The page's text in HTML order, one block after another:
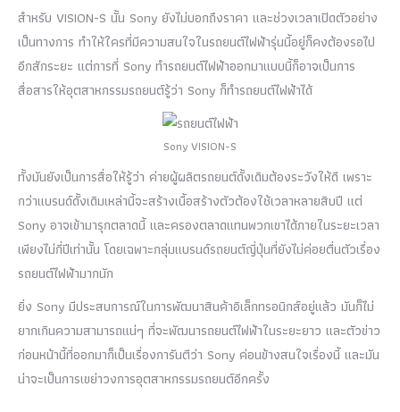
สำหรับ VISION-S นั้น Sony ยังไม่บอกถึงราคา และช่วงเวลาเปิดตัวอย่าง
เป็นทางการ ทำให้ใครที่มีความสนใจในรถยนต์ไฟฟ้ารุ่นนี้อยู่ก็คงต้องรอไป
อีกสักระยะ แต่การที่ Sony ทำรถยนต์ไฟฟ้าออกมาแบบนี้ก็อาจเป็นการ
สื่อสารให้อุตสาหกรรมรถยนต์รู้ว่า Sony ก็ทำรถยนต์ไฟฟ้าได้
Sony VISION-S
ทั้งมันยังเป็นการสื่อให้รู้ว่า ค่ายผู้ผลิตรถยนต์ดั้งเดิมต้องระวังให้ดี เพราะ
กว่าแบรนด์ดั้งเดิมเหล่านี้จะสร้างเนื้อสร้างตัวต้องใช้เวลาหลายสิบปี แต่
Sony อาจเข้ามารุกตลาดนี้ และครองตลาดแทนพวกเขาได้ภายในระยะเวลา
เพียงไม่กี่ปีเท่านั้น โดยเฉพาะกลุ่มแบรนด์รถยนต์ญี่ปุ่นที่ยังไม่ค่อยตื่นตัวเรื่อง
รถยนต์ไฟฟ้ามากนัก
ยิ่ง Sony มีประสบการณ์ในการพัฒนาสินค้าอิเล็กทรอนิกส์อยู่แล้ว มันก็ไม่
ยากเกินความสามารถแน่ๆ ที่จะพัฒนารถยนต์ไฟฟ้าในระยะยาว และตัวข่าว
ก่อนหน้านี้ที่ออกมาก็เป็นเรื่องการันตีว่า Sony ค่อนข้างสนใจเรื่องนี้ และมัน
น่าจะเป็นการเขย่าวงการอุตสาหกรรมรถยนต์อีกครั้ง